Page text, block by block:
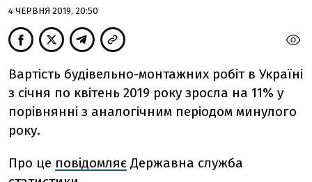
4 ЧЕРВНЯ 2019, 20:50
Вартість будівельно-монтажних робіт в Україні
з січня по квітень 2019 року зросла на 11% у
порівнянні з аналогічним періодом минулого
року.
Про це повідомляє Державна служба